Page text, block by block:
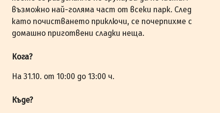
възможно най-голяма част от всеки парк. След
като почистването приключи, се почерпихме с
домашно приготвени сладки неща.
Кога?
На 31.10. от 10:00 до 13:00 ч.
Къде?